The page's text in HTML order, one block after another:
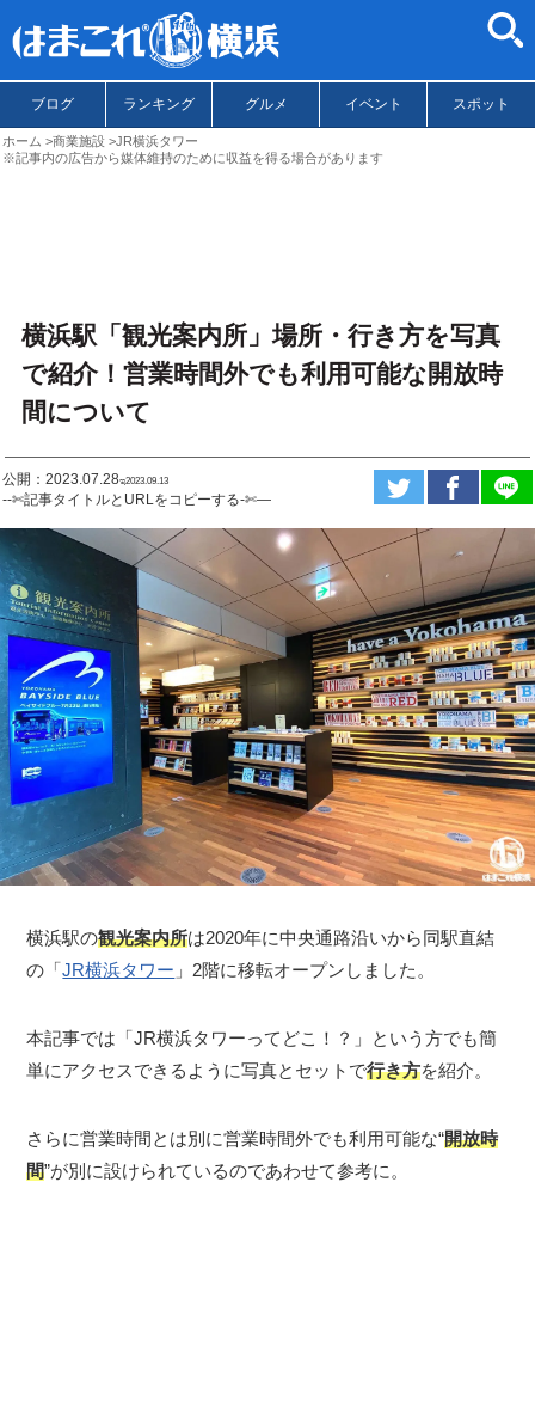
ブログ ランキング グルメ イベント スポット
ホーム 商業施設
JR横浜タワー
※記事内の広告から媒体維持のために収益を得る場合があります
横浜駅「観光案内所」場所・行き方を写真
で紹介！営業時間外でも利用可能な開放時
間について
公開：2023.07.28ಇ2023.09.13
--✄記事タイトルとURLをコピーする-✄—
横浜駅の観光案内所は2020年に中央通路沿いから同駅直結
の「JR横浜タワー 」2階に移転オープンしました。
本記事では「JR横浜タワーってどこ！？」という方でも簡
単にアクセスできるように写真とセットで行き方を紹介。
さらに営業時間とは別に営業時間外でも利用可能な“開放時
間”が別に設けられているのであわせて参考に。